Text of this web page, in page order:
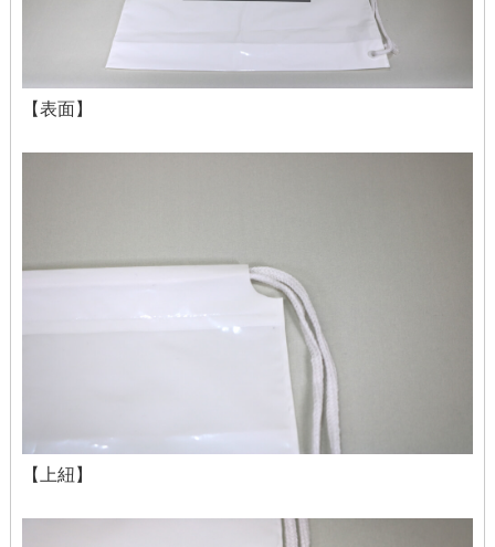
【表面】
【上紐】